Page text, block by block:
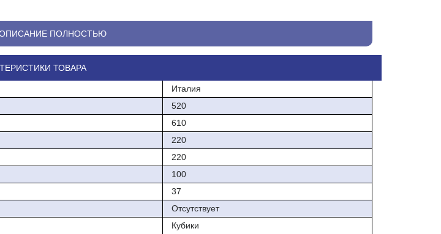
ОПИСАНИЕ ПОЛНОСТЬЮ
ТОВАРА
Италия
520
610
220
220
100
37
Отсутствует
Кубики